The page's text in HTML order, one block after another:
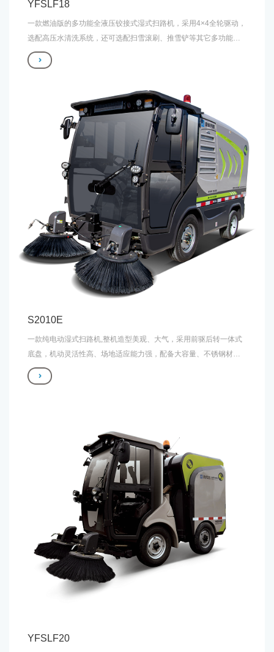
YFSLF18
一款燃油版的多功能全液压铰接式湿式扫路机，采用4×4全轮驱动，
选配高压水清洗系统，还可选配扫雪滚刷、推雪铲等其它多功能装
置。除清扫功能外，亦可用于除冰雪作业和手动清洗作业。
S2010E
一款纯电动湿式扫路机,整机造型美观、大气，采用前驱后转一体式
底盘，机动灵活性高、场地适应能力强，配备大容量、不锈钢材质
的一体式垃圾箱和清水箱，连续作业时间及使用寿命大幅延长，配
备成熟可靠的三电系统，保证设备高效稳定可靠作业。
YFSLF20